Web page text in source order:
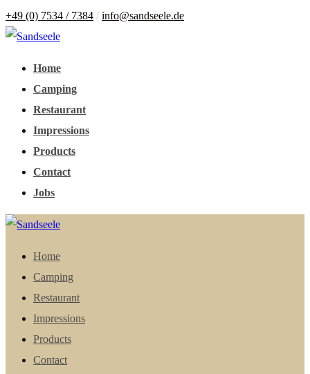
+49 (0) 7534 / 7384 / info@sandseele.de
Home
Camping
Restaurant
Impressions
Products
Contact
Jobs
Home
Camping
Restaurant
Impressions
Products
Contact